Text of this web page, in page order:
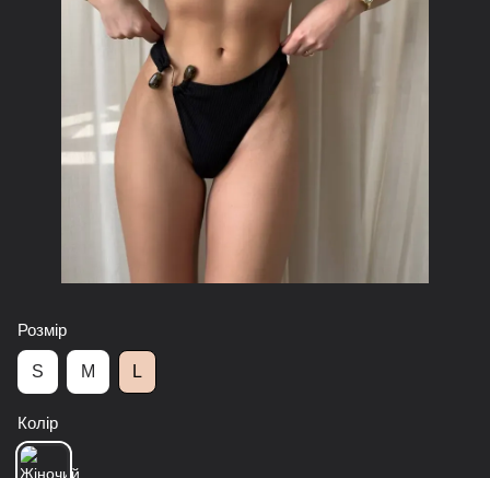
Розмір
S M L
Колір